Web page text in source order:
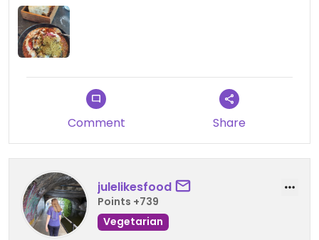
Comment Share
julelikesfood
Points +739
Vegetarian